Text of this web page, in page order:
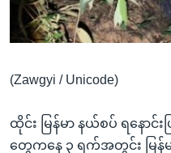
ကျော်
ရန်
ရန်
နေရာ
ဗွီအိုအေ လူမှုကွန်ယက်များ
(Zawgyi / Unicode)
ထိုင်း မြန်မာ နယ်စပ် ရနော
တွေကနေ ၃ ရက်အတွင်း မြန်မာ